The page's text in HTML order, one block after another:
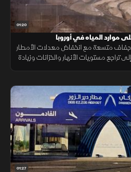
01:20
المياه في أوروبا
متسعة مع انخفاض معدلات الأمطار
تراجع مستويات الأنهار والخزانات وزيادة
01:27